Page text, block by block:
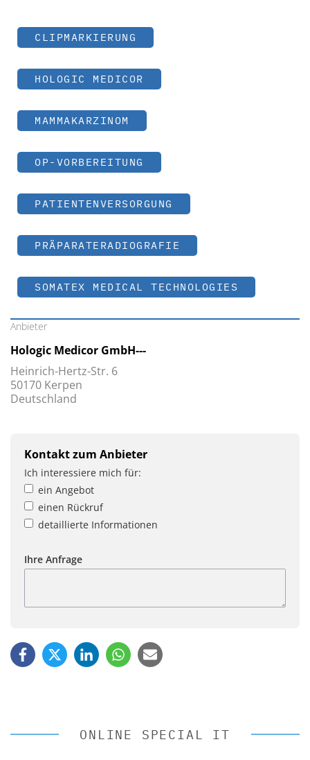
CLIPMARKIERUNG
HOLOGIC MEDICOR
MAMMAKARZINOM
OP-VORBEREITUNG
PATIENTENVERSORGUNG
PRÄPARATERADIOGRAFIE
SOMATEX MEDICAL TECHNOLOGIES
Anbieter
Hologic Medicor GmbH---
Heinrich-Hertz-Str. 6
50170 Kerpen
Deutschland
Kontakt zum Anbieter
Ich interessiere mich für:
ein Angebot
einen Rückruf
detaillierte Informationen
Ihre Anfrage
ONLINE SPECIAL IT